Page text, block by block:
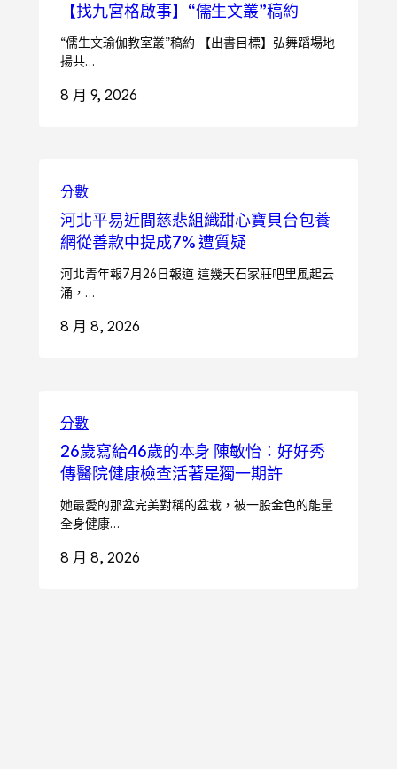
【找九宮格啟事】“儒生文叢”稿約
“儒生文瑜伽教室叢”稿約 【出書目標】弘舞蹈場地
揚共…
8 月 9, 2026
分數
河北平易近間慈悲組織甜心寶貝台包養
網從善款中提成7% 遭質疑
河北青年報7月26日報道 這幾天石家莊吧里風起云
涌，…
8 月 8, 2026
分數
26歲寫給46歲的本身 陳敏怡：好好秀
傳醫院健康檢查活著是獨一期許
她最愛的那盆完美對稱的盆栽，被一股金色的能量
全身健康…
8 月 8, 2026